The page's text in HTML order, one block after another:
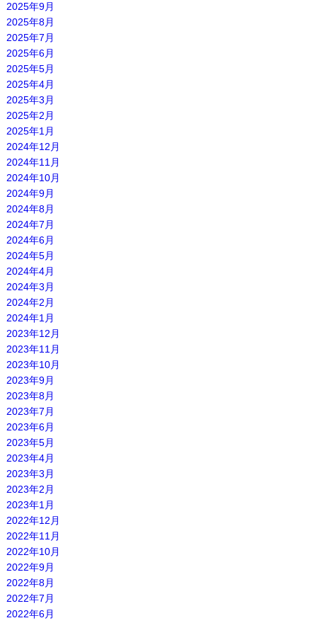
2025年9月
2025年8月
2025年7月
2025年6月
2025年5月
2025年4月
2025年3月
2025年2月
2025年1月
2024年12月
2024年11月
2024年10月
2024年9月
2024年8月
2024年7月
2024年6月
2024年5月
2024年4月
2024年3月
2024年2月
2024年1月
2023年12月
2023年11月
2023年10月
2023年9月
2023年8月
2023年7月
2023年6月
2023年5月
2023年4月
2023年3月
2023年2月
2023年1月
2022年12月
2022年11月
2022年10月
2022年9月
2022年8月
2022年7月
2022年6月